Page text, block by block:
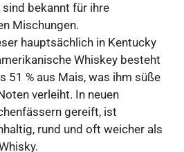
sind bekannt für ihre
Mischungen.
hauptsächlich in Kentucky
Whiskey besteht
51 % aus Mais, was ihm süße
verleiht. In neuen
gereift, ist
rund und oft weicher als